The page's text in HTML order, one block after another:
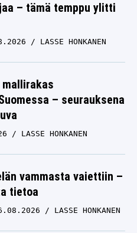
– tämä temppu ylitti
LASSE HONKANEN
mallirakas
– seurauksena
LASSE HONKANEN
vammasta vaiettiin –
tietoa
LASSE HONKANEN